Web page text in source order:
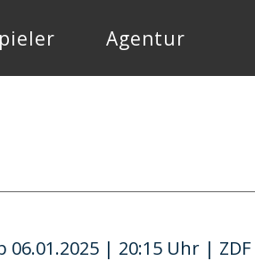
Agentur
06.01.2025 | 20:15 Uhr | ZDF